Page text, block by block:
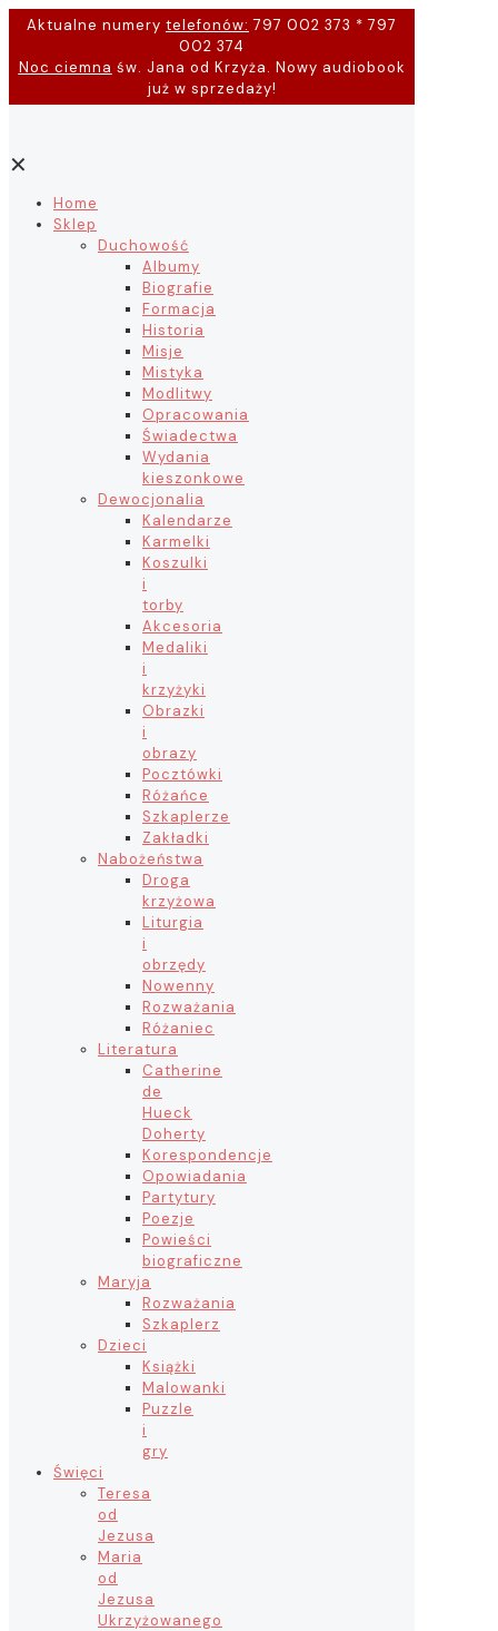
Aktualne numery telefonów: 797 002 373 * 797
002 374
Noc ciemna św. Jana od Krzyża. Nowy audiobook
już w sprzedaży!
✕
Home
Sklep
Duchowość
Albumy
Biografie
Formacja
Historia
Misje
Mistyka
Modlitwy
Opracowania
Świadectwa
Wydania
kieszonkowe
Dewocjonalia
Kalendarze
Karmelki
Koszulki
i
torby
Akcesoria
Medaliki
i
krzyżyki
Obrazki
i
obrazy
Pocztówki
Różańce
Szkaplerze
Zakładki
Nabożeństwa
Droga
krzyżowa
Liturgia
i
obrzędy
Nowenny
Rozważania
Różaniec
Literatura
Catherine
de
Hueck
Doherty
Korespondencje
Opowiadania
Partytury
Poezje
Powieści
biograficzne
Maryja
Rozważania
Szkaplerz
Dzieci
Książki
Malowanki
Puzzle
i
gry
Święci
Teresa
od
Jezusa
Maria
od
Jezusa
Ukrzyżowanego